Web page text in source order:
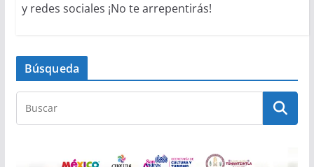
y redes sociales ¡No te arrepentirás!
Búsqueda